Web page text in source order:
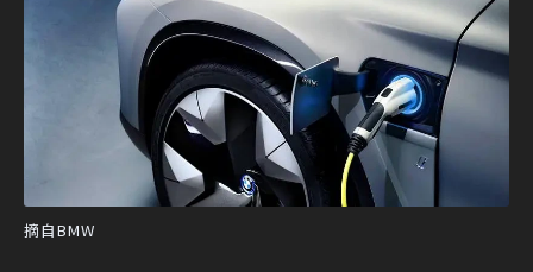
摘自BMW